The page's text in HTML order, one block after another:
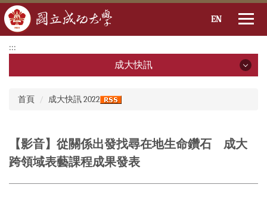
到
要
EN
:::
成大快訊
2025年
2024年
首頁
成大快訊 2022
【影音】從關係出發找尋在地生命鑽石 成大
跨領域表藝課程成果發表